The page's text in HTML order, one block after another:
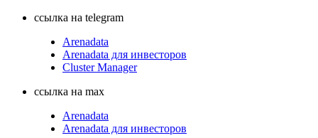
ссылка на telegram
Arenadata
Arenadata для инвесторов
Cluster Manager
ссылка на max
Arenadata
Arenadata для инвесторов